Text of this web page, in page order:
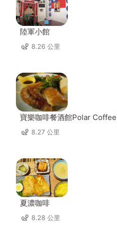
陸軍小館
8.26 公里
寶樂咖啡餐酒館Polar
8.27 公里
夏濃咖啡
8.28 公里